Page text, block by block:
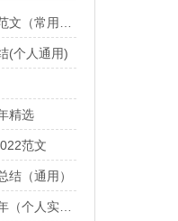
(个人通用)
精选
范文
（通用）